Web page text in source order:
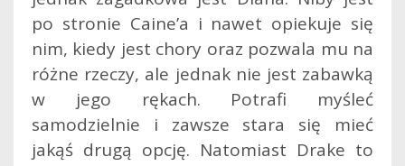
po stronie Caine’a i nawet opiekuje się
nim, kiedy jest chory oraz pozwala mu na
różne rzeczy, ale jednak nie jest zabawką
w jego rękach. Potrafi myśleć
samodzielnie i zawsze stara się mieć
jakąś drugą opcję. Natomiast Drake to